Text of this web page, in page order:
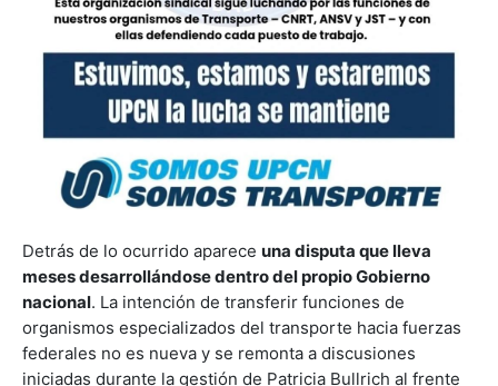
Detrás de lo ocurrido aparece una disputa que lleva
meses desarrollándose dentro del propio Gobierno
nacional. La intención de transferir funciones de
organismos especializados del transporte hacia fuerzas
federales no es nueva y se remonta a discusiones
iniciadas durante la gestión de Patricia Bullrich al frente